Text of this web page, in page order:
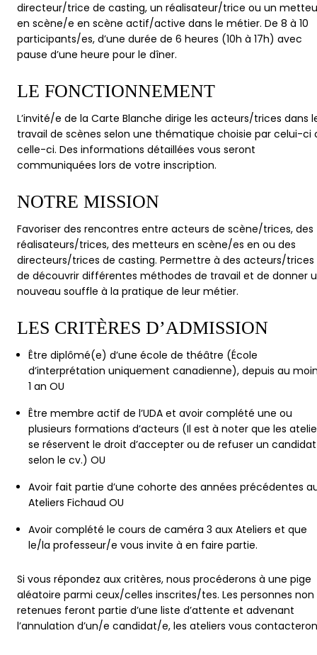
directeur/trice de casting, un réalisateur/trice ou un
en scène/e en scène actif/active dans le métier. De 8 à 10
participants/es, d’une durée de 6 heures (10h à 17h) avec
pause d’une heure pour le dîner.
LE FONCTIONNEMENT
L’invité/e de la Carte Blanche dirige les acteurs/trices dans
travail de scènes selon une thématique choisie par celui-ci
celle-ci. Des informations détaillées vous seront
communiquées lors de votre inscription.
NOTRE MISSION
Favoriser des rencontres entre acteurs de scène/trices, des
réalisateurs/trices, des metteurs en scène/es en ou des
directeurs/trices de casting. Permettre à des acteurs/trices
de découvrir différentes méthodes de travail et de donner
nouveau souffle à la pratique de leur métier.
LES CRITÈRES D’ADMISSION
Être diplômé(e) d’une école de théâtre (École
d’interprétation uniquement canadienne), depuis au
1 an OU
Être membre actif de l’UDA et avoir complété une ou
plusieurs formations d’acteurs (Il est à noter que les
se réservent le droit d’accepter ou de refuser un candidat
selon le cv.) OU
Avoir fait partie d’une cohorte des années précédentes
Ateliers Fichaud OU
Avoir complété le cours de caméra 3 aux Ateliers et que
le/la professeur/e vous invite à en faire partie.
Si vous répondez aux critères, nous procéderons à une pige
aléatoire parmi ceux/celles inscrites/tes. Les personnes non
retenues feront partie d’une liste d’attente et advenant
l’annulation d’un/e candidat/e, les ateliers vous